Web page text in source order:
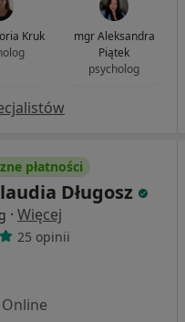
Kruk
mgr Aleksandra
Piątek
psycholog
płatności
Długosz
· Więcej
25 opinii
Online